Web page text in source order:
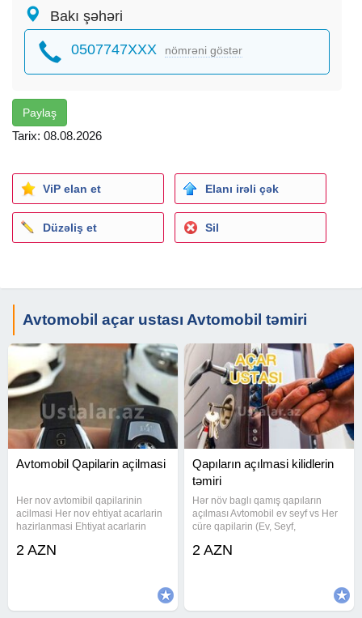
Bakı şəhəri
0507747XXX nömrəni göstər
Paylaş
Tarix: 08.08.2026
ViP elan et Elanı irəli çək
Düzəliş et Sil
Avtomobil açar ustası Avtomobil təmiri
Avtomobil Qapilarin açilmasi
Her nov avtomibil qapilarinin
acilmasi Her nov ehtiyat acarlarin
hazirlanmasi Ehtiyat acarlarin
edilmesi Limit ehtiyat acar yazilma
2 AZN
Qapıların açılmasi kilidlerin
təmiri
Hər növ baglı qamış qapıların
açılması Avtomobil ev seyf vs Her
cüre qapilarin (Ev, Seyf,
olunmasi, Qiymet gorduyumuz ise
2 AZN